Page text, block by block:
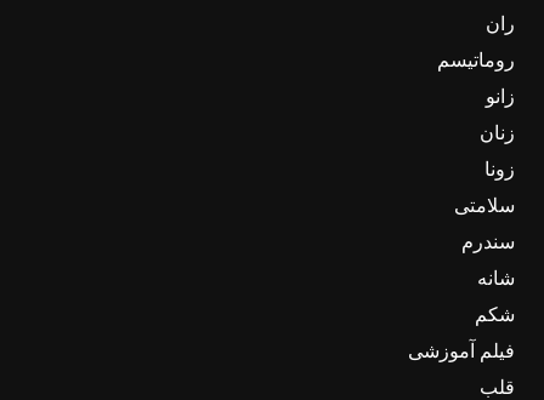
ران
روماتیسم
زانو
زنان
زونا
سلامتی
سندرم
شانه
شکم
فیلم آموزشی
قلب